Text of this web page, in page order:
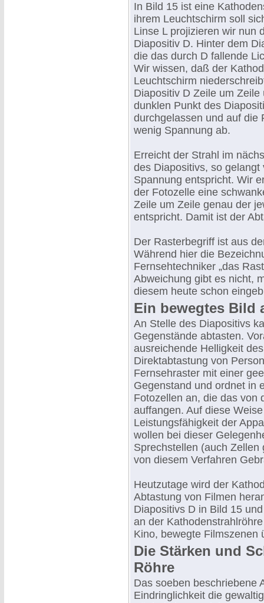
In Bild 15 ist eine
ihrem Leuchtschirm soll
Linse L projizieren wir nun
Diapositiv D. Hinter dem
die das durch D fallende
Wir wissen, daß der
Leuchtschirm
Diapositiv D Zeile um
dunklen Punkt des
durchgelassen und auf die
wenig Spannung ab.
Erreicht der Strahl im
des Diapositivs, so
Spannung entspricht. Wir
der Fotozelle eine
Zeile um Zeile genau der
entspricht. Damit ist der
Der Rasterbegriff ist aus
Während hier die
Fernsehtechniker „das
Abweichung gibt es nicht,
diesem heute schon
Ein bewegtes Bild
An Stelle des Diapositivs
Gegenstände abtasten.
ausreichende Helligkeit
Direktabtastung von
Fernsehraster mit einer
Gegenstand und ordnet in
Fotozellen an, die das von
auffangen. Auf diese
Leistungsfähigkeit der
wollen bei dieser
Sprechstellen (auch
von diesem Verfahren
Heutzutage wird der
Abtastung von Filmen
Diapositivs D in Bild 15
an der
Kino, bewegte Filmszenen
Die Stärken und
Röhre
Das soeben beschriebene
Eindringlichkeit die